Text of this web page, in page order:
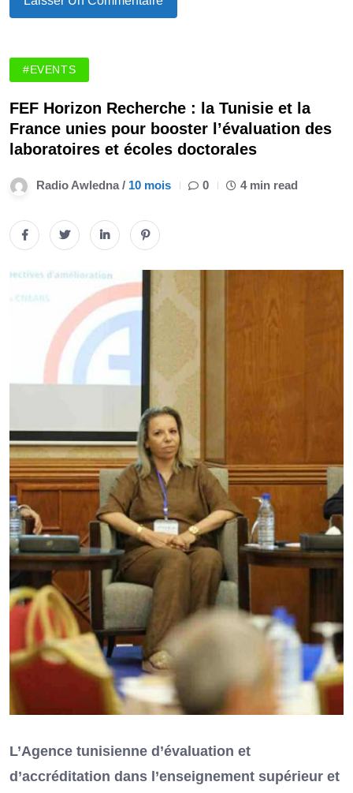
#EVENTS
FEF Horizon Recherche : la Tunisie et la
France unies pour booster l’évaluation des
laboratoires et écoles doctorales
Radio Awledna / 10 mois 0 4 min read
L’Agence tunisienne d’évaluation et
d’accréditation dans l’enseignement supérieur et